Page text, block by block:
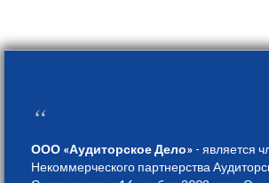
“
ООО «Аудиторское Дело» - является
Некоммерческого партнерства